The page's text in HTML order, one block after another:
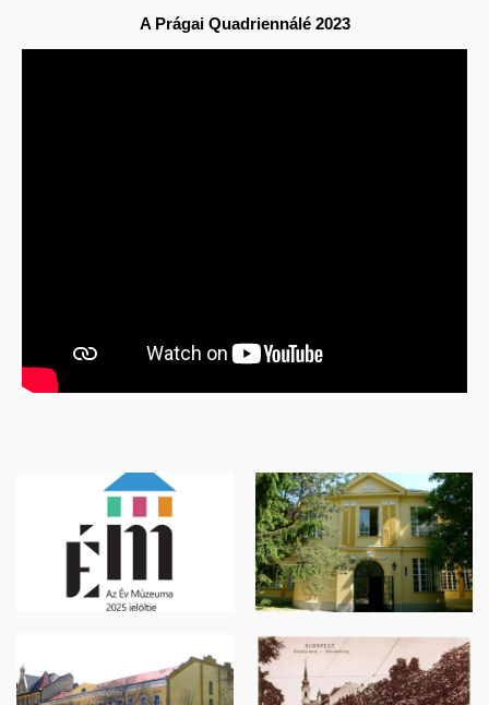
A Prágai Quadriennálé 2023
Image
Image